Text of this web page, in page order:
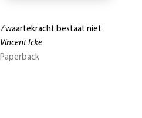
Zwaartekracht bestaat niet
Vincent Icke
Paperback